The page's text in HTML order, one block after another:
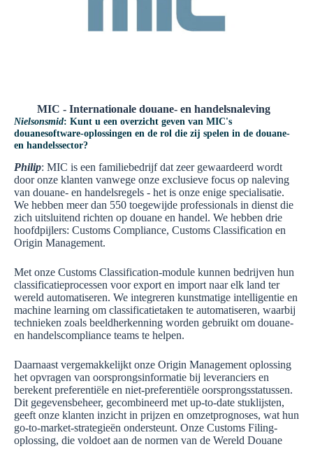
MIC - Internationale douane- en handelsnaleving
Nielsonsmid: Kunt u een overzicht geven van MIC's
douanesoftware-oplossingen en de rol die zij spelen in de douane-
en handelssector?
Philip: MIC is een familiebedrijf dat zeer gewaardeerd wordt
door onze klanten vanwege onze exclusieve focus op naleving
van douane- en handelsregels - het is onze enige specialisatie.
We hebben meer dan 550 toegewijde professionals in dienst die
zich uitsluitend richten op douane en handel. We hebben drie
hoofdpijlers: Customs Compliance, Customs Classification en
Origin Management.
Met onze Customs Classification-module kunnen bedrijven hun
classificatieprocessen voor export en import naar elk land ter
wereld automatiseren. We integreren kunstmatige intelligentie en
machine learning om classificatietaken te automatiseren, waarbij
technieken zoals beeldherkenning worden gebruikt om douane-
en handelscompliance teams te helpen.
Daarnaast vergemakkelijkt onze Origin Management oplossing
het opvragen van oorsprongsinformatie bij leveranciers en
berekent preferentiële en niet-preferentiële oorsprongsstatussen.
Dit gegevensbeheer, gecombineerd met up-to-date stuklijsten,
geeft onze klanten inzicht in prijzen en omzetprognoses, wat hun
go-to-market-strategieën ondersteunt. Onze Customs Filing-
oplossing, die voldoet aan de normen van de Wereld Douane